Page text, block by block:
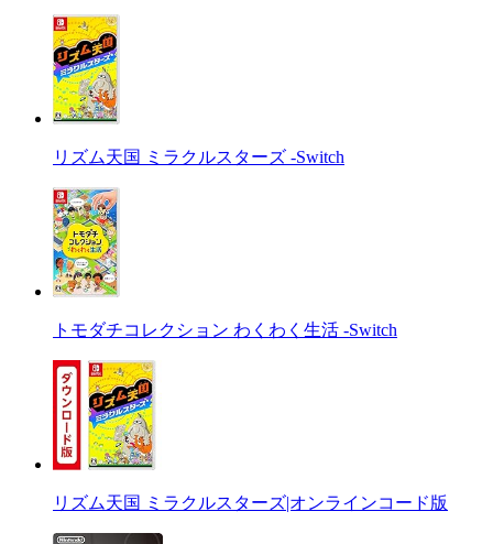
リズム天国 ミラクルスターズ -Switch
トモダチコレクション わくわく生活 -Switch
リズム天国 ミラクルスターズ|オンラインコード版